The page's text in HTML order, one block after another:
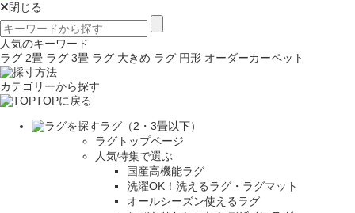
閉じる
人気のキーワード
ラグ 2畳 ラグ 3畳 ラグ 大きめ ラグ 円形 オーダーカーペット
カテゴリーから探す
TOPに戻る
ラグ（2・3畳以下）
ラグトップページ
人気特集で選ぶ
国産高機能ラグ
洗濯OK！洗えるラグ・ラグマット
オールシーズン使えるラグ